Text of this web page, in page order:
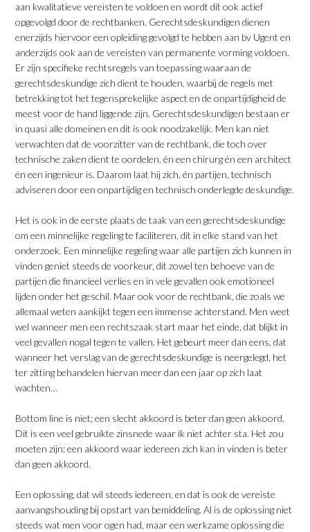
aan kwalitatieve vereisten te voldoen en wordt dit ook actief
opgevolgd door de rechtbanken. Gerechtsdeskundigen dienen
enerzijds hiervoor een opleiding gevolgd te hebben aan bv Ugent en
anderzijds ook aan de vereisten van permanente vorming voldoen.
Er zijn specifieke rechtsregels van toepassing waaraan de
gerechtsdeskundige zich dient te houden, waarbij de regels met
betrekking tot het tegensprekelijke aspect en de onpartijdigheid de
meest voor de hand liggende zijn. Gerechtsdeskundigen bestaan er
in quasi alle domeinen en dit is ook noodzakelijk. Men kan niet
verwachten dat de voorzitter van de rechtbank, die toch over
technische zaken dient te oordelen, én een chirurg én een architect
én een ingenieur is. Daarom laat hij zich, én partijen, technisch
adviseren door een onpartijdig en technisch onderlegde deskundige.
Het is ook in de eerste plaats de taak van een gerechtsdeskundige
om een minnelijke regeling te faciliteren, dit in elke stand van het
onderzoek. Een minnelijke regeling waar alle partijen zich kunnen in
vinden geniet steeds de voorkeur, dit zowel ten behoeve van de
partijen die financieel verlies en in vele gevallen ook emotioneel
lijden onder het geschil. Maar ook voor de rechtbank, die zoals we
allemaal weten aankijkt tegen een immense achterstand. Men weet
wel wanneer men een rechtszaak start maar het einde, dat blijkt in
veel gevallen nogal tegen te vallen. Het gebeurt meer dan eens, dat
wanneer het verslag van de gerechtsdeskundige is neergelegd, het
ter zitting behandelen hiervan meer dan een jaar op zich laat
wachten…
Bottom line is niet; een slecht akkoord is beter dan geen akkoord.
Dit is een veel gebruikte zinsnede waar ik niet achter sta. Het zou
moeten zijn; een akkoord waar iedereen zich kan in vinden is beter
dan geen akkoord.
Een oplossing, dat wil steeds iedereen, en dat is ook de vereiste
aanvangshouding bij opstart van bemiddeling. Al is de oplossing niet
steeds wat men voor ogen had, maar een werkzame oplossing die